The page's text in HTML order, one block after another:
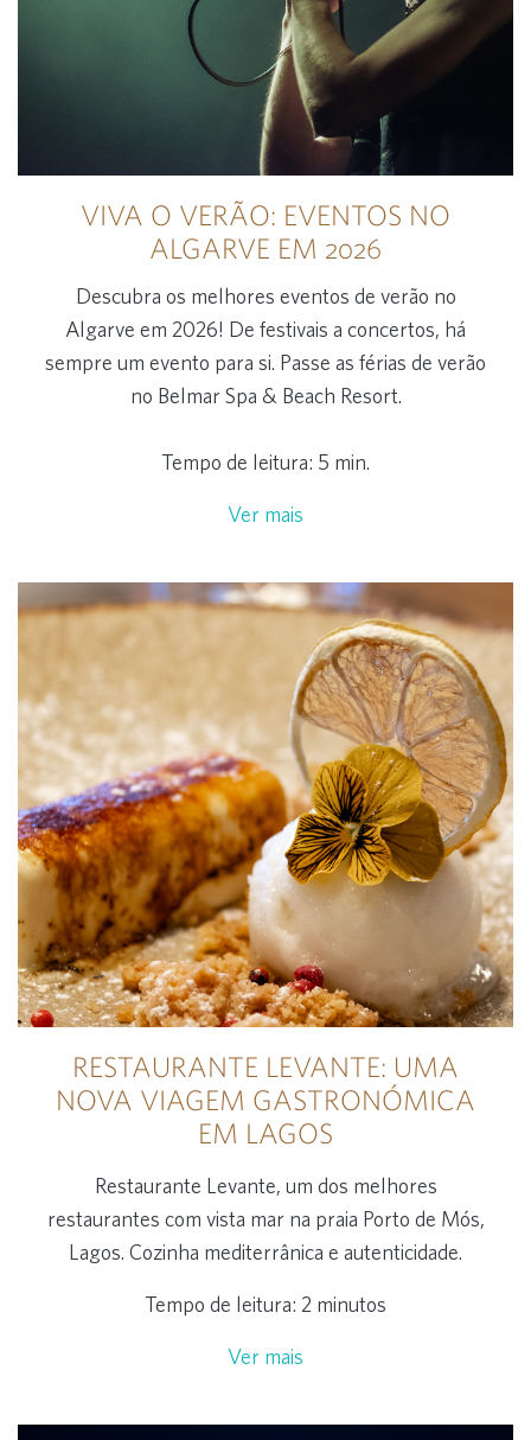
VIVA O VERÃO: EVENTOS NO
ALGARVE EM 2026
Descubra os melhores eventos de verão no
Algarve em 2026! De festivais a concertos, há
sempre um evento para si. Passe as férias de verão
no Belmar Spa & Beach Resort.
Tempo de leitura: 5 min.
Ver mais
RESTAURANTE LEVANTE: UMA
NOVA VIAGEM GASTRONÓMICA
EM LAGOS
Restaurante Levante, um dos melhores
restaurantes com vista mar na praia Porto de Mós,
Lagos. Cozinha mediterrânica e autenticidade.
Tempo de leitura: 2 minutos
Ver mais